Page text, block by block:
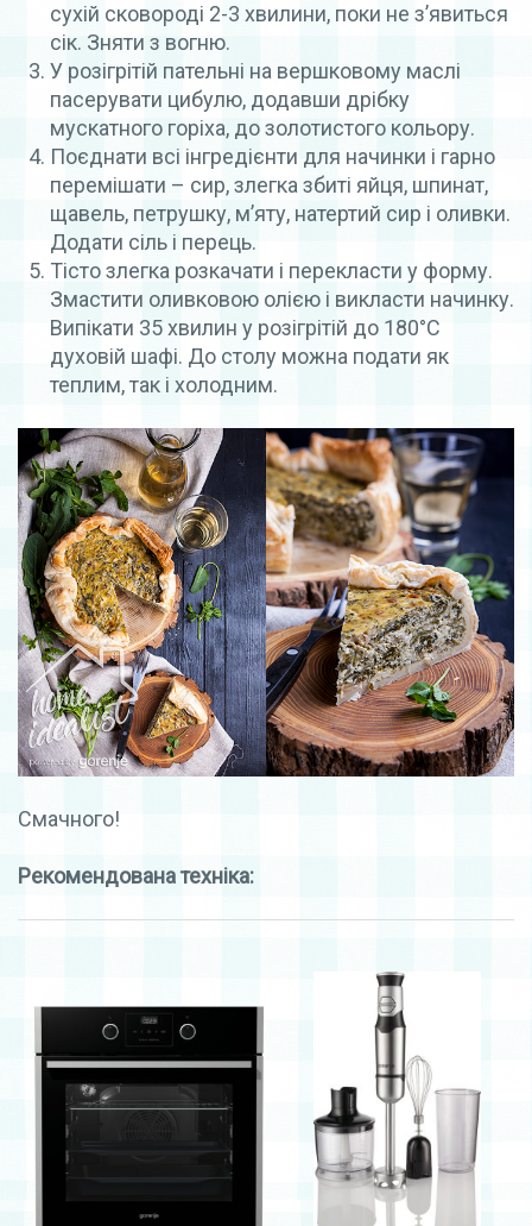
сухій сковороді 2-3 хвилини, поки не з’явиться
сік. Зняти з вогню.
У розігрітій пательні на вершковому маслі
пасерувати цибулю, додавши дрібку
мускатного горіха, до золотистого кольору.
Поєднати всі інгредієнти для начинки і гарно
перемішати – сир, злегка збиті яйця, шпинат,
щавель, петрушку, м’яту, натертий сир і оливки.
Додати сіль і перець.
Тісто злегка розкачати і перекласти у форму.
Змастити оливковою олією і викласти начинку.
Випікати 35 хвилин у розігрітій до 180°С
духовій шафі. До столу можна подати як
теплим, так і холодним.
Смачного!
Рекомендована техніка: